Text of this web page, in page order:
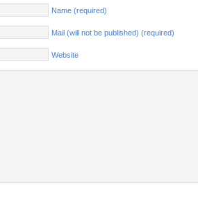
Name (required)
Mail (will not be published) (required)
Website